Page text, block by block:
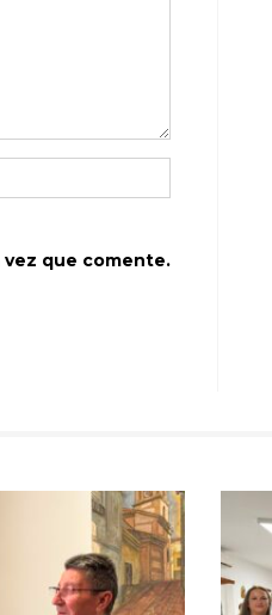
vez que comente.